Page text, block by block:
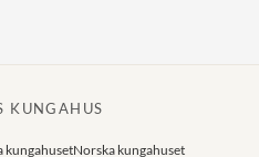
KUNGAHUS
kungahusetNorska kungahuset